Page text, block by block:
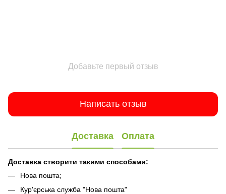
Добавьте первый отзыв
Написать отзыв
Доставка Оплата
Доставка створити такими способами:
Нова пошта;
Кур'єрська служба "Нова пошта"